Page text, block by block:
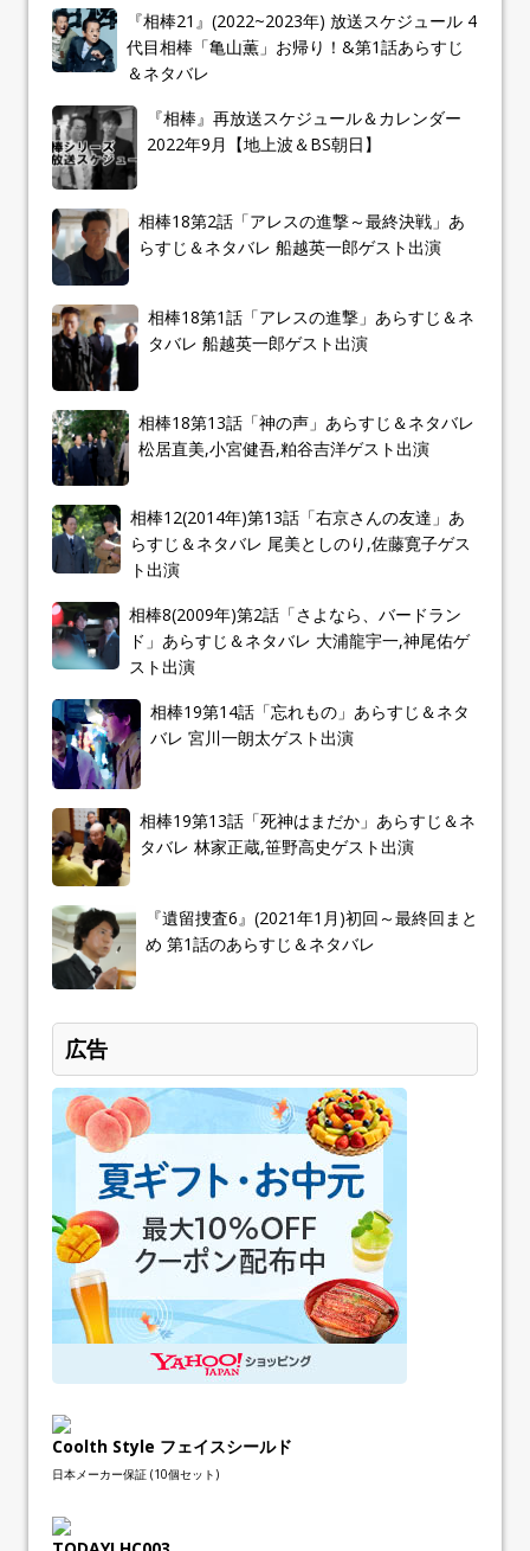
『相棒21』(2022~2023年) 放送スケジュール 4
代目相棒「亀山薫」お帰り！&第1話あらすじ
＆ネタバレ
『相棒』再放送スケジュール＆カレンダー
2022年9月【地上波＆BS朝日】
相棒18第2話「アレスの進撃～最終決戦」あ
らすじ＆ネタバレ 船越英一郎ゲスト出演
相棒18第1話「アレスの進撃」あらすじ＆ネ
タバレ 船越英一郎ゲスト出演
相棒18第13話「神の声」あらすじ＆ネタバレ
松居直美,小宮健吾,粕谷吉洋ゲスト出演
相棒12(2014年)第13話「右京さんの友達」あ
らすじ＆ネタバレ 尾美としのり,佐藤寛子ゲス
ト出演
相棒8(2009年)第2話「さよなら、バードラン
ド」あらすじ＆ネタバレ 大浦龍宇一,神尾佑ゲ
スト出演
相棒19第14話「忘れもの」あらすじ＆ネタ
バレ 宮川一朗太ゲスト出演
相棒19第13話「死神はまだか」あらすじ＆ネ
タバレ 林家正蔵,笹野高史ゲスト出演
『遺留捜査6』(2021年1月)初回～最終回まと
め 第1話のあらすじ＆ネタバレ
広告
Coolth Style フェイスシールド
日本メーカー保証 (10個セット)